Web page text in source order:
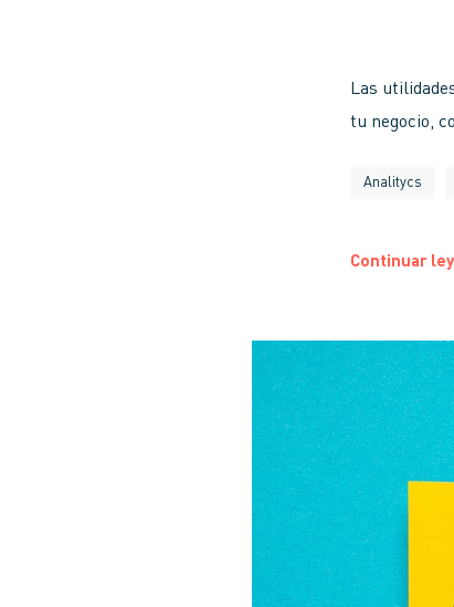
Las
tu negocio,
Analitycs
Continuar